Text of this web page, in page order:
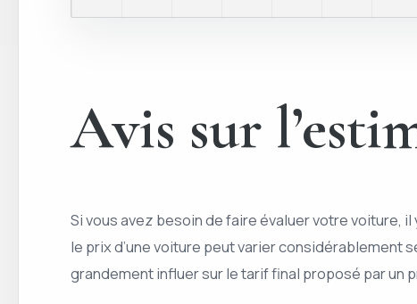
Avis sur
Si vous avez besoin de faire évaluer votre voiture,
le prix d’une voiture peut varier considérablement
grandement influer sur le tarif final proposé par un